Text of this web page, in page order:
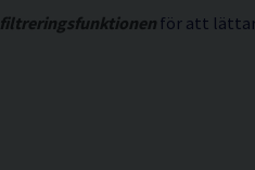
filtreringsfunktionen för att